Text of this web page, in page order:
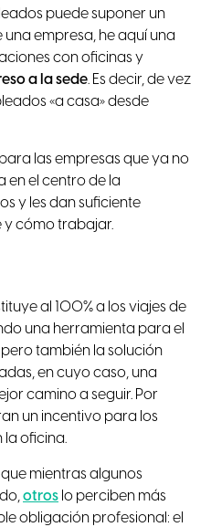
puede suponer un
empresa, he aquí una
con oficinas y
a la sede. Es decir, de vez
«a casa» desde
las empresas que ya no
en el centro de la
y les dan suficiente
cómo trabajar.
al 100% a los viajes de
una herramienta para el
también la solución
en cuyo caso, una
camino a seguir. Por
un incentivo para los
la oficina.
mientras algunos
otros lo perciben más
obligación profesional: el